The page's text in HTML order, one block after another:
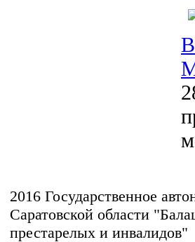
2016 Государственное
Саратовской области
престарелых и инвалидов"